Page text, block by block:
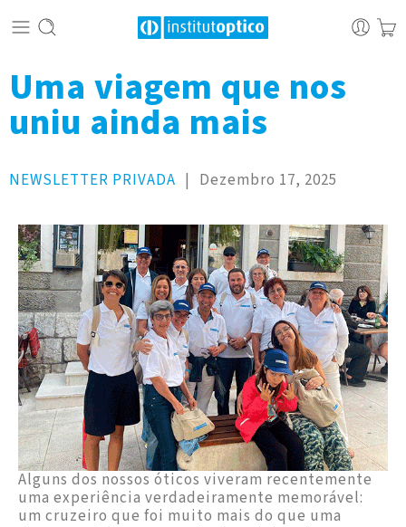
Uma viagem que nos
uniu ainda mais
NEWSLETTER PRIVADA | Dezembro 17, 2025
Alguns dos nossos óticos viveram recentemente
uma experiência verdadeiramente memorável:
um cruzeiro que foi muito mais do que uma